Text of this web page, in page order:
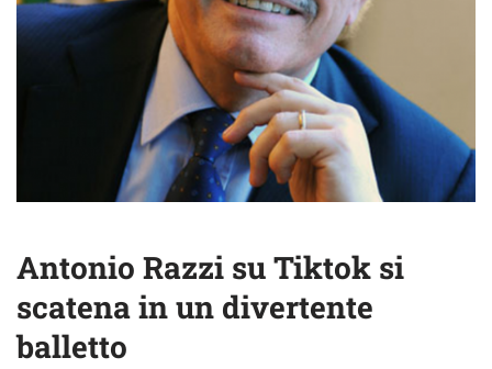
Antonio Razzi su Tiktok si
scatena in un divertente
balletto